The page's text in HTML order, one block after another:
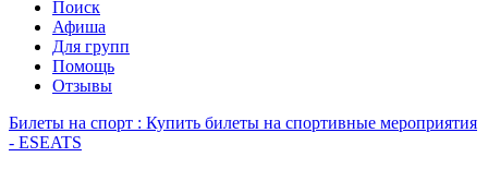
Поиск
Афиша
Для групп
Помощь
Отзывы
Билеты на спорт : Купить билеты на спортивные мероприятия
- ESEATS